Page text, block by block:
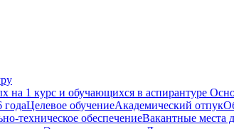
на 1 курс и обучающихся в аспирантуре
годаЦелевое обучениеАкадемический отпук
техническое обеспечениеВакантные места